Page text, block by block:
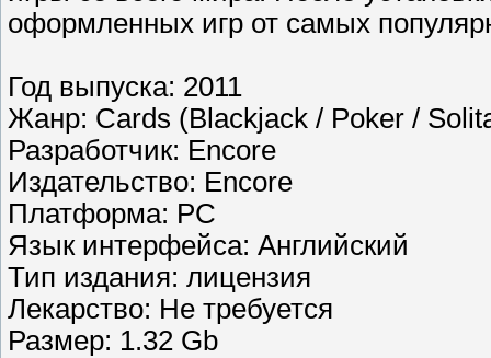
оформленных игр от самых
Год выпуска: 2011
Жанр: Cards (Blackjack / Poker /
Разработчик: Encore
Издательство: Encore
Платформа: PC
Язык интерфейса: Английский
Тип издания: лицензия
Лекарство: Не требуется
Размер: 1.32 Gb